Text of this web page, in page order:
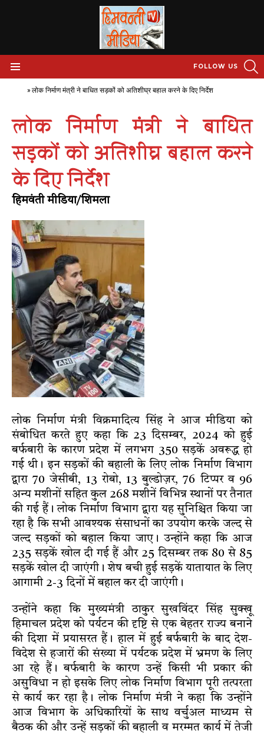
FOLLOW US
» लोक निर्माण मंत्री ने बाधित सड़कों को अतिशीघ्र बहाल करने के दिए निर्देश
लोक निर्माण मंत्री ने बाधित
सड़कों को अतिशीघ्र बहाल करने
के दिए निर्देश
हिमवंती मीडिया/शिमला
लोक निर्माण मंत्री विक्रमादित्य सिंह ने आज मीडिया को
संबोधित करते हुए कहा कि 23 दिसम्बर, 2024 को हुई
बर्फबारी के कारण प्रदेश में लगभग 350 सड़कें अवरूद्ध हो
गई थी। इन सड़कों की बहाली के लिए लोक निर्माण विभाग
द्वारा 70 जेसीबी, 13 रोबो, 13 बुल्डोज़र, 76 टिप्पर व 96
अन्य मशीनों सहित कुल 268 मशीनें विभिन्न स्थानों पर तैनात
की गई हैं। लोक निर्माण विभाग द्वारा यह सुनिश्चित किया जा
रहा है कि सभी आवश्यक संसाधनों का उपयोग करके जल्द से
जल्द सड़कों को बहाल किया जाए। उन्होंने कहा कि आज
235 सड़कें खोल दी गई हैं और 25 दिसम्बर तक 80 से 85
सड़कें खोल दी जाएंगी। शेष बची हुई सड़कें यातायात के लिए
आगामी 2-3 दिनों में बहाल कर दी जाएंगी।
उन्होंने कहा कि मुख्यमंत्री ठाकुर सुखविंदर सिंह सुक्खू
हिमाचल प्रदेश को पर्यटन की दृष्टि से एक बेहतर राज्य बनाने
की दिशा में प्रयासरत हैं। हाल में हुई बर्फबारी के बाद देश-
विदेश से हजारों की संख्या में पर्यटक प्रदेश में भ्रमण के लिए
आ रहे हैं। बर्फबारी के कारण उन्हें किसी भी प्रकार की
असुविधा न हो इसके लिए लोक निर्माण विभाग पूरी तत्परता
से कार्य कर रहा है। लोक निर्माण मंत्री ने कहा कि उन्होंने
आज विभाग के अधिकारियों के साथ वर्चुअल माध्यम से
बैठक की और उन्हें सड़कों की बहाली व मरम्मत कार्य में तेजी